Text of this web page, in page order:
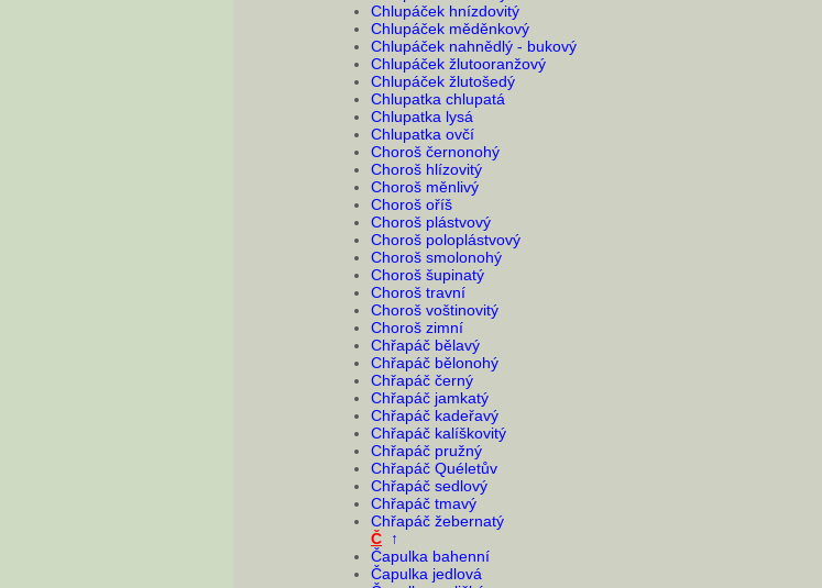
Chlupáček hnízdovitý
Chlupáček měděnkový
Chlupáček nahnědlý - bukový
Chlupáček žlutooranžový
Chlupáček žlutošedý
Chlupatka chlupatá
Chlupatka lysá
Chlupatka ovčí
Choroš černonohý
Choroš hlízovitý
Choroš měnlivý
Choroš oříš
Choroš plástvový
Choroš poloplástvový
Choroš smolonohý
Choroš šupinatý
Choroš travní
Choroš voštinovitý
Choroš zimní
Chřapáč bělavý
Chřapáč bělonohý
Chřapáč černý
Chřapáč jamkatý
Chřapáč kadeřavý
Chřapáč kalíškovitý
Chřapáč pružný
Chřapáč Quéletův
Chřapáč sedlový
Chřapáč tmavý
Chřapáč žebernatý
Č
↑
Čapulka bahenní
Čapulka jedlová